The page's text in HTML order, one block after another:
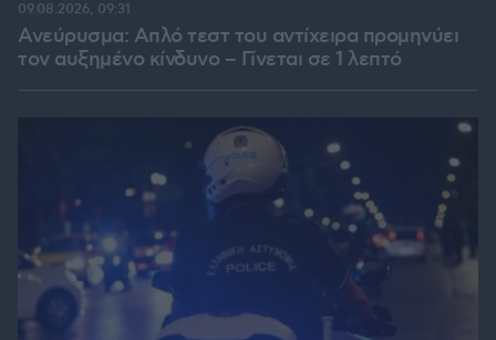
Ανεύρυσμα: Απλό τεστ του αντίχειρα προμηνύει
τον αυξημένο κίνδυνο – Γίνεται σε 1 λεπτό
09.08.2026, 09:31